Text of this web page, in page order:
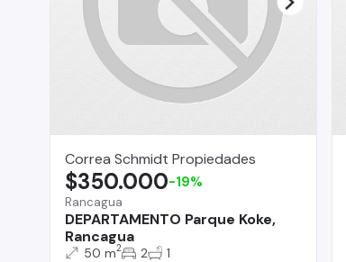
Correa Schmidt Propiedades
Rancagua
DEPARTAMENTO Parque Koke,
Rancagua
$350.000-19%
50 m2 2 1